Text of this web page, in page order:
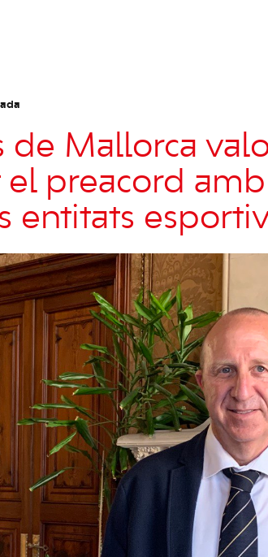
de Mallorca
preacord
entitats